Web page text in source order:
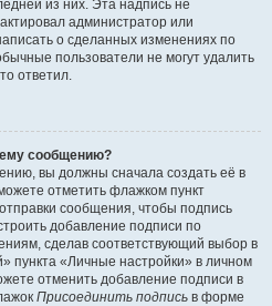
из них. Эта надпись не
администратор или
о сделанных изменениях по
пользователи не могут удалить
ответил.
сообщению?
вы должны сначала создать её в
отметить флажком пункт
сообщения, чтобы подпись
добавление подписи по
сделав соответствующий выбор в
пункта «Личные настройки» в личном
отменить добавление подписи в
Присоединить подпись в форме